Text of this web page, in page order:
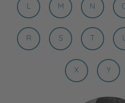
L M N
R S T
X Y